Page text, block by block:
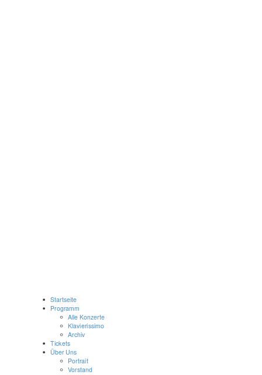
Startseite
Programm
Alle Konzerte
Klavierissimo
Archiv
Tickets
Über Uns
Portrait
Vorstand